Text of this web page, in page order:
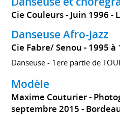
Cie Couleurs Juin 1996
Danseuse Afro-Jazz
Cie Fabre/ Senou 1995 à
Danseuse - 1ere partie de
Modèle
Maxime Couturier -
septembre 2015